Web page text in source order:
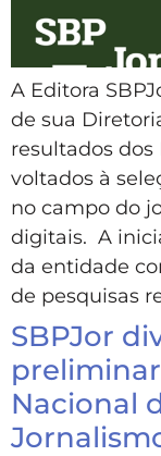
A Editora
de sua
resultados dos
voltados à
no campo do
digitais. A
da entidade
de pesquisas
SBPJor
Nacional